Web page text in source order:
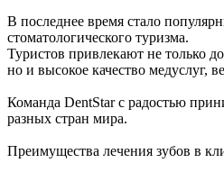
В последнее время стало
стоматологического туризма.
Туристов привлекают не только
но и высокое качество медуслуг,
Команда DentStar с радостью
разных стран мира.
Преимущества лечения зубов в